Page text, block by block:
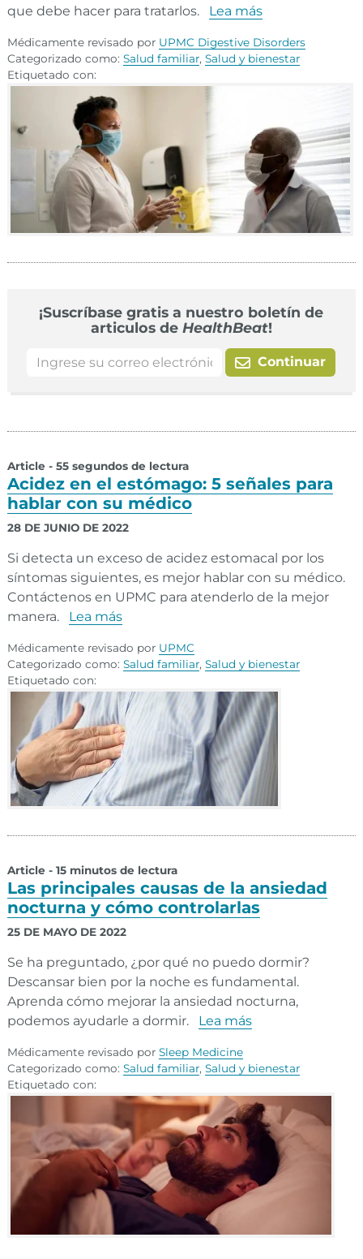
que debe hacer para tratarlos.
Lea más
Médicamente revisado por UPMC Digestive Disorders
Categorizado como: Salud familiar, Salud y bienestar
Etiquetado con:
¡Suscríbase gratis a nuestro boletín de
articulos de HealthBeat!
Continuar
Article - 55 segundos de lectura
Acidez en el estómago: 5 señales para
hablar con su médico
28 DE JUNIO DE 2022
Si detecta un exceso de acidez estomacal por los
síntomas siguientes, es mejor hablar con su médico.
Contáctenos en UPMC para atenderlo de la mejor
manera.
Lea más
Médicamente revisado por UPMC
Categorizado como: Salud familiar, Salud y bienestar
Etiquetado con:
Article - 15 minutos de lectura
Las principales causas de la ansiedad
nocturna y cómo controlarlas
25 DE MAYO DE 2022
Se ha preguntado, ¿por qué no puedo dormir?
Descansar bien por la noche es fundamental.
Aprenda cómo mejorar la ansiedad nocturna,
podemos ayudarle a dormir.
Lea más
Médicamente revisado por Sleep Medicine
Categorizado como: Salud familiar, Salud y bienestar
Etiquetado con: